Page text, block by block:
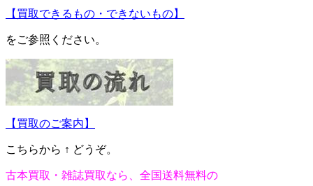
【買取できるもの・できないもの】
をご参照ください。
【買取のご案内】
こちらから ↑ どうぞ。
古本買取・雑誌買取なら、全国送料無料の